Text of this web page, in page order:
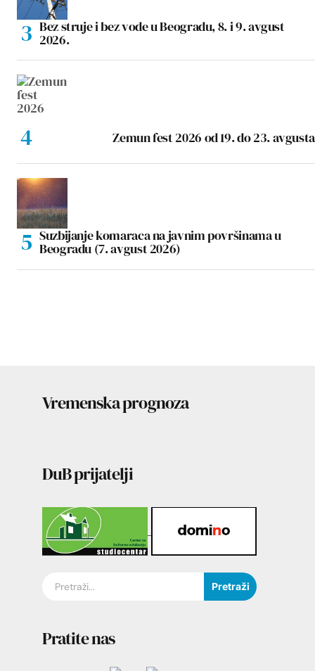
Bez struje i bez vode u Beogradu, 8. i 9. avgust
2026.
Zemun fest 2026 od 19. do 23. avgusta
Suzbijanje komaraca na javnim površinama u
Beogradu (7. avgust 2026)
Vremenska prognoza
DuB prijatelji
Pretraži
Pratite nas